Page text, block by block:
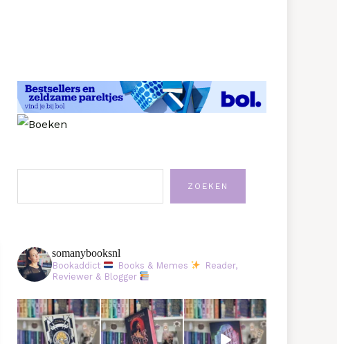
ZOEKEN
somanybooksnl
Bookaddict Books & Memes
Reader,
Reviewer & Blogger